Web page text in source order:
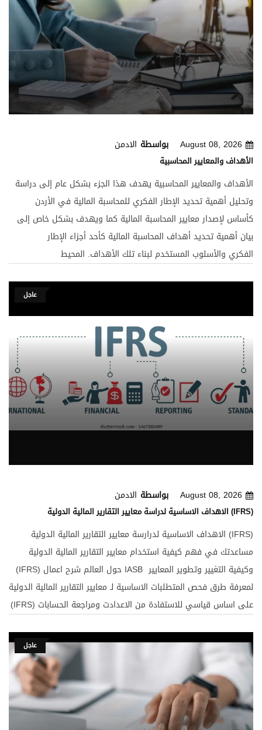
بواسطة الادمن August 08, 2026
الأهداف والمعايير المحاسبية
الأهداف والمعايير المحاسبية يهدف هذا الجزء بشكل عام إلى دراسة وتحليل أهمية تحديد الإطار الفكري للمحاسبة المالية في الأردن كأساس لإصدار معايير المحاسبة المالية كما ويهدف بشكل خاص إلى بيان أهمية تحديد أهداف المحاسبة المالية كأحد أجزاء الإطار الفكري والأسلوب المستخدم لبناء تلك الأهداف. المحيط المهني والحاجة إلى معايير المحاسبة: تمر الأردن بتغيرات جذرية في كافة المجالات وخاصة مجال الأعمال الهادفة للربح ولكن بدرجات متفاوتة، ولقد أدى التغير في بعض المجالات بدرجة كبيرة للغاية وقصور التغيرات في المجالات التي تلتصق بها التصاقا قويا إلى إحداث حالة عدم توازن خطيرة. ولعل من أبرز الأمثلة على ذلك هو النمو البسيط في مهنة المحاسبة والمراجعة مقارنة بالقطاعات الأخرى. فبينما نجد أن المنشآت الهادفة للربح تغيرت بشكل جذري وكبر حجمها بشكل كبير وتعقدت العلاقات بين العاملين فيها بشكل لم يسبق له مثيل في تاريخ المملكة، نجد أن المهنة لم تتغير على نحو يواكب هذه التغيرات. وتتضح خطورة حالة عدم التوازن في مستوى التغير لما للمهنة من أثر مباشر على الشكل والمضمون الذي بموجبه يتم قياس العمليات والأحداث والظروف التي تؤثر على المركز المالي ونتائج أعمال تلك المنشآت وإيصال نتائجها للمستفيدين. فتدني مستوى المهنة يؤدي إلى نتائج خطيرة للغاية من أهمها نقص الثقة في المعلومات المالية التي تظهر المركز المالي لهذه المنشآت ونتائج أعمالها وينتج عن ذلك بالطبع نزوع المستفيدين إلى التحفظ المخل والبحث عن وسيلة أخرى لمعرفة حقيقة المركز المالي للمنشأة ونتائج أعمالها. ولعدم وجود وسيلة ميسرة بديلة ولتعدد مستخدمي المعلومات المالية واختلاف اهتمامهم، فإن اللجوء إلى بدائل عملية مكلف للبلد ككل، كما أن عدم الثقة في المعلومات المالية قد يؤثر على حجم النشاطات المالية والتجارية وبالتالي على الاقتصاد الوطني ككل ولا شك أن من أهم وسائل تطوير المهنة لكي تواكب التطور الهائل في مجال الأعمال الهادفة للربح هو إصدار معايير محاسبية مالية يحدد على ضوئها طرق قياس تأثير العمليات والأحداث والظروف على المركز المالي للمنشأة ونتائج أعمالها وإيصال نتائجها إلى المستفيدين. ولقد أدركت دول كثيرة أهمية إصدار معايير المحاسبة المالية، لذا سارعت في إصدار مثل هذه المعايير لتكون الأساس الذي تتم على هداه عملية قياس تأثير العمليات والأحداث والظروف وإيصال نتائجها إلى كافة المستفيدين. ان المبرر الوحيد الذي يتضمنه قانون الشركات لاعداد القوائم المالية السنوية هو الوفاء باحتياجات أصحاب الحقوق في المنشأة من معلومات دورية تساعدهم على اتخاذ القرارات فيما يتعلق بتلك المنشأة. وبناء على التحليل السابق نجد أن قانون الشركات يخلو من نص صريح لمعايير المحاسبة المالية، كذلك فإن دراسة الأنظمة واللوائح الأخرى ذات الصلة بالموضوع أدت إلى نفس النتائج، إذ إنها جاءت خالية من معايير المحاسبة. كما أنها لم تصدر حتى الآن مجموعة من المعايير المحاسبية سواء من جهة رسمية أو من هيئة مهنية معترف بها. ولا جدال أن غياب معايير محاسبة مالية يؤثر بشكل سلبي مباشر على الاقتصاد الوطني ككل ، ويكمن هذا في جوانب متعددة منها : صعوبة عملية اتخاذ القرارات : قد يؤدي غياب معايير المحاسبة المالية إلى اختلاف الأسس التي تعالج بموجبها العمليات والأحداث والظروف المالية للمنشآت المختلفة مما ينتج عنه صعوبة مقارنة المراكز المالية لهذه المنشآت ونتائج أعمالها وبالتالي صعوبة المقارنة بين البدائل المختلفة عند اتخذا القرارات. وكما هو معروف فان المقارنة بين البدائل تعتبر العمود الفقري لاتخاذ القرارات. فعلى سبيل المثال تجد الأجهزة الحكومية التي تعتمد على أو تستفيد من القوائم المالية صعوبة في مقارنة المركز المالي للمنشآت المختلفة ونتائج أعمالها بسبب عدم معالجة العمليات والأحداث والظروف المماثلة وفقا لمعايير محاسبية مماثلة مما يؤدي إلى صعوبة في اتخاذ القرارات المناسبة. كما يجد مستخدم البيانات المالية صعوبة أحيانا في المقارنة بين منشآت مختلفة ينوي استثمار أمواله فيها اعتمادا على المعلومات المعروضة في القوائم المالية نتيجة لاستخدام طرق محاسبية مختلفة لمعالجة عمليات أو إحداث أو ظروف مماثلة مما يؤدي إلى الصعوبة في اتخاذ قرار الاستثمار. الخطأ في عملية اتخاذ القرارات : يؤدي غياب معايير المحاسبة أحيانا إلى استخدام طرق محاسبية غير سليمة لقياس العمليات والأحداث والظروف التي تؤثر على المنشأة وإيصال نتائجها إلى المستفيدين. ويترتب على ذلك أن القوائم المالية للمنشأة قد لا تظهر بعدل مركزها المالي ونتائج أعمالها. وبما أن المعلومات التي تحتوي عليها القوائم المالية تمثل أحد المداخل الأساسية لاتخاذ قرارات متعددة من قبل مستفيدين مختلفين فلاشك أن هذه القرارات تتأثر تأثرا كبيرا بهذه المعلومات فعلى سبيل المثال تستخدم الجهات الحكومية القوائم المالية بعد تعديلها أحيانا في اتخاذ القرارات المناسبة. كما أن المقرضين للنشاطات المختلفة يستخدمون المعلومات المعروضة في القوائم المالية ضمن معلومات أخرى، عند اتخاذ قرارات الإقراض. ولذا فإن الخطأ في إعداد تلك القوائم قد يؤدي إلى الخطأ في اتخاذ هذه القرارات. تعقيد عملية اتخاذ القرارات : قد يؤدي غياب معايير المحاسبة إلى إعداد القوائم المالية للمنشأة بطريقة مقتضبة ومعقدة ، حتى وان صلحت المعالجة الحسابية، مما يترتب عليه صعوبة استفادة مستخدميها منها، إذ يستلزم فهمها الرجوع إلى مصادر إعدادها أو قدرة علمية متميزة وكلاهما ليس متوفرا في معظم الحالات ، سواء لعدم إمكانية الرجوع إلى المصادر بحكم طبيعتها من حيث السرية أو التشعب والحجم والمكان أو الخبرة والمعرفة. ولاشك أن هذه الأمثلة توضح صعوبة اتخاذ القرارات من قبل قطاع كبير من المستفيدين وزيادة احتمال الخطأ فيها وبالتالي وجود حالة عدم ثقة تؤثر على حجم وظيفة القرارات التي يتخذونها. أهمية إصدار معايير المحاسبة المالية : تتضح أهمية إصدار معايير المحاسبة المالية عند الأخذ في الحسبان اتجاه الاقتصاد الوطني في الآونة الأخيرة إلى تأسيس الشركات المساهمة ذات رؤوس الأموال الضخمة واتجاه المواطنين إلى الاستثمار في هذه الشركات. وتتميز مثل هذه الشركات بانفصال أصحاب هذه المنشآت عن إدارة منشآتهم، لذا اصبح من الضروري أن يتسع نطاق المحاسبة المالية وخاصة فيما يتعلق بإبلاغ أو توصيل المعلومات المحاسبية إلى المساهمين المالكين للوفاء باحتياجاتهم لمعلومات دورية تمكنهم من تقييم أداء المنشأة كي يتسنى لهم اتخاذ القرارات فيما يتعلق باستثماراتهم وفيما يتعلق بمدى وفاء الإدارة بمسئولية الوكالة عنهم. وقد أدى هذا التطور إلى زيادة الحاجة إلى معايير المحاسبة المالية إذ أن المالك الذي لا يباشر الإدارة - بخلاف المدير – لا يستطيع أن يربط بين المعلومات التي تصل إليه وبين معلومات مباشرة عن ظروف المنشأة وأنظمتها كما أن نوعية القرارات التي يتخذها وتقييمه للإدارة يتوقف إلى حد كبير - ضمن عوامل أخرى - على مدى ثقته في المعلومات التي يتخذ تلك القرارات على أساسها. ولا تنحصر الحاجة إلى المعلومات المحاسبية وبالتالي أهمية إصدار معايير المحاسبة على المساهمين المالكين . فلا يمثل المالكون الحاليون الفئة الوحيدة التي تعنيها هذه المعلومات. فالمنشآت المعاصرة تجتذب - بصورة مستمرة - أموالا جديدة من مصادر متعددة أما في شكل مساهمات جديدة في رؤوس الأموال أو في شكل قروض. ومن المعلوم أن المنشآت التي تحتاج إلى رؤوس الأموال تعمل في ظروف تتفاوت فيها احتمالات النجاح أو الفشل. كما أن من يستطيعون تقديم رؤوس الأموال يتخذون القرارات التي تتعلق بالاستثمار أو بالإقراض في منشآت معينة بعد تقييم احتمال نجاح أو فشل هذه المنشآت ومقدار العائد المتوقع على استثماراتهم أو قروضهم وتحتاج هذه القرارات إلى توافر المعلومات الملائمة كأساس لتقييم احتمالات نجاح هذه المنشآت وبالتالي فان نوعية القرارات التي تتخذ في هذا الصدد تتوقف - ضمن عوامل أخرى - على ملاءمة وكفاية المعلومات المتوافرة عن هذه المنشآت ودرجة الثقة بها وبالتالي إمكان الاعتماد عليها. ومن ثم فان المستثمرين المرتقبين والمقرضين الحاليين والمرتقبين يمثلون فئات أخرى تتأثر بنوعية وكفاية المعلومات المتوافرة عن تلك المنشآت كأحد المداخل الأساسية لاتخاذ قرارات الاستثمار أو القروض. وفي ظل الظروف الحالية يخضع المستثمرون والمقرضون الحاليون والمرتقبون وغيرهم لتقدير الإدارة فيما يتعلق بالمعلومات المتوافرة عن المنشآت موضوع اهتمامهم. ولا جدل أن جانبا كبيرا من العبء المتعلق بكفاية ونوعية المعلومات المتوفرة عن المنشآت موضوع اهتمام المستثمرين والمقرضين يقع على عاتق مدققي الحسابات. ولكي يستطيع مدقق الحسابات الوفاء بهذه المسئولية تجاه من يستخدمون القوائم المالية يجب أن يكون واسع الأفق، قادرا على تفهم احتياجات الغير إلى المعلومات ، وأن يكون موهوبا وبدرجة عالية من الموضوعية في عمله، وفضلا عن ذلك يجب أن يستند إلى مجموعة من معايير المحاسبة المالية صادرة من هيئة معترف بها بحيث يمكن الرجوع إليها فيما يتعلق بالموضوعات أو المشاكل التي تعترض سبيله. غير أن مدققي الحسابات في الأردن - لسوء الحظ – ليست لديهم حتى الآن مجموعة من معايير المحاسبة المالية تمكنهم من الوفاء بالتزاماتهم. وقد أدى هذا الوضع إلى أن وفاء المحاسبين بالتزاماتهم كاملا ، اصبح عملا يكاد يكون مستحيلا. ومن الواضح أن مدققي الحسابات في الأردن على استعداد دائما لإبداء الرأي في القوائم المالية - كلما طلب منهم ذلك - بدون وجود مجموعة رسمية من المعايير التي يستندون إليها في هذا الصدد. ولقد أدى ذلك إلى اجتهادات متعددة تصل في بعض الأحيان إلى معالجة أمور متماثلة بطرق مختلفة وتجعلهم في موقف غير واضح إذا ما اختلفت وجهات نظرهم عن وجهات نظر إدارة المنشأة في معالجة بعض الأمور محاسبيا أهمية تحديد الإطار الفكري للمحاسبة المالية كأساس لإصدار المعايير: تشير الظروف المهنية وظروف استخدام المعلومات المحاسبية في الأردن كما أسلفنا إلى حتمية إصدار معايير للمحاسبة المالية وذلك لغرض تحديد الطرق السليمة لقياس العمليات والأحداث والظروف التي تؤثر على المركز المالي للمنشآت الهادفة للربح ونتائج أعمالها وإيصال المعلومات الملائمة التي يمكن الاعتماد عليها إلى المستفيدين. ولغرض تحقيق هذا الهدف يجب أن تكون المعايير المصدرة ذات صلة مباشرة بأهداف ملائمة لمحيط المملكة كما يجب أن تكون مفهومة ومقبولة من قبل مستخدميها ومتسقة مع بعضها البعض. ولا جدل بأهمية مراعاة وجود صلة مباشرة بين المعايير المصدرة وأهداف المحاسبة المالية وإلا أصبحت المعايير غير مجدية وصعب تحقيق الغرض من إصدارها. فالمحاسبة المالية تهدف إلى تحقيق غرض معين وهو تقديم المعلومات الملائمة لمساعدة المستفيدين عند اتخاذ قراراتهم المالية المتعلقة بمنشأة معينة، وبما أن معايير المحاسبة تعتبر المرشد الأساسي لقياس العمليات والأحداث والظروف التي تؤثر على المركز المالي للمنشأة ونتائج أعمالها وإيصال المعلومات إلى المستفيدين ، لذا يجب أن تكون هذه المعايير وثيقة الصلة بأهداف ملائمة لمحيط المملكة. ومن أجل ضمان وجود مثل هذه الصلة أو على الأقل زيادة احتمال وجودها يجب أن يكون تحديد أهداف المحاسبة المالية في المملكة الخطوة الأولى والأساسية قبل إصدار معايير المحاسبة. كما أن فهم معايير المحاسبة وقبولها من قبل المستفيدين والمنتمين للمهنة شرط أساسي لتطبيقها والتقيد بها. فالمحاسبة المالية ليست علما طبيعيا تقبل نتائجه ومعاييره بناء على إثباتها علميا ، وإنما علم اجتماعي يحتاج تطبيق معاييره إلى القبول العام من المستفيدين والمهنيين. ولا جدل بصعوبة قبول هذه المعايير إذا لم تكن أهدافها محددة وواضحة، وعليه فهذه الحقيقة تؤكد أهمية تحديد أهداف المحاسبة المالية كخطوة أساسية قبل إصدار المعايير. وأخيرا يجب مراعاة اتساق المعايير المصدرة مع بعضها البعض وإلا خرجت معايير متناقضة وصعب قبولها وبالتالي تطبيقها. ولاشك في أن أحسن وسيلة تضمن اتساق المعايير هي الاعتماد في إصدارها على إطار فك
عاجل
بواسطة الادمن August 08, 2026
الاهداف الاساسية لدراسة معايير التقارير المالية الدولية (IFRS)
الاهداف الاساسية لدرارسة معايير التقارير المالية الدولية (IFRS)
مساعدتك في فهم كيفية استخدام معايير التقارير المالية الدولية
(IFRS) حول العالم شرح اعمال IASB وكيفية التغيير وتطوير المعايير
لمعرفة طرق فحص المتطلبات الاساسية لـ معايير التقارير المالية الدولية
(IFRS) على اساس قياسي للاستفادة من الاعدادت ومراجعة الحسابات
المحاسبة العملية بمساعدة الاسئلة والحالات والتمارين
عاجل